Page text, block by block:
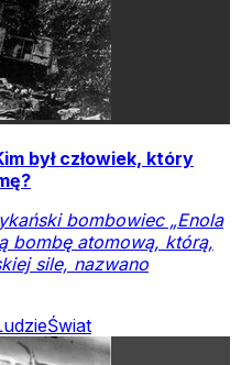
był człowiek, który
bombowiec „Enola
bombę atomową, którą,
sile, nazwano
Świat